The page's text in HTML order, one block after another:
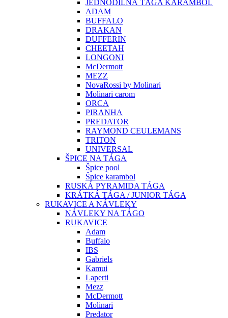
JEDNODÍLNÁ TÁGA KARAMBOL
ADAM
BUFFALO
DRAKAN
DUFFERIN
CHEETAH
LONGONI
McDermott
MEZZ
NovaRossi by Molinari
Molinari carom
ORCA
PIRANHA
PREDATOR
RAYMOND CEULEMANS
TRITON
UNIVERSAL
ŠPICE NA TÁGA
Špice pool
Špice karambol
RUSKÁ PYRAMIDA TÁGA
KRÁTKÁ TÁGA / JUNIOR TÁGA
RUKAVICE A NÁVLEKY
NÁVLEKY NA TÁGO
RUKAVICE
Adam
Buffalo
IBS
Gabriels
Kamui
Laperti
Mezz
McDermott
Molinari
Predator